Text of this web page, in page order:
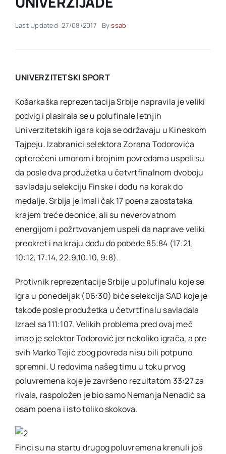
Akti SSAB
Last Updated: 27/08/2017 Byssab
UNIVERZITETSKI SPORT
Košarkaška reprezentacija Srbije napravila je veliki
podvig i plasirala se u polufinale letnjih
Univerzitetskih igara koja se održavaju u Kineskom
Tajpeju. Izabranici selektora Zorana Todorovića
opterećeni umorom i brojnim povredama uspeli su
da posle dva produžetka u četvrtfinalnom dvoboju
savladaju selekciju Finske i dođu na korak do
medalje. Srbija je imali čak 17 poena zaostataka
krajem treće deonice, ali su neverovatnom
energijom i požrtvovanjem uspeli da naprave veliki
preokret i na kraju dođu do pobede 85:84 (17:21,
10:12, 17:14, 22:9,10:10, 9:8).
Protivnik reprezentacije Srbije u polufinalu koje se
igra u ponedeljak (06:30) biće selekcija SAD koje je
takođe posle produžetka u četvrtfinalu savladala
Izrael sa 111:107. Velikih problema pred ovaj meč
imao je selektor Todorović jer nekoliko igrača, a pre
svih Marko Tejić zbog povreda nisu bili potpuno
spremni. U redovima našeg timu u toku prvog
poluvremena koje je završeno rezultatom 33:27 za
rivala, raspoložen je bio samo Nemanja Nenadić sa
osam poena i isto toliko skokova.
Finci su na startu drugog poluvremena krenuli još